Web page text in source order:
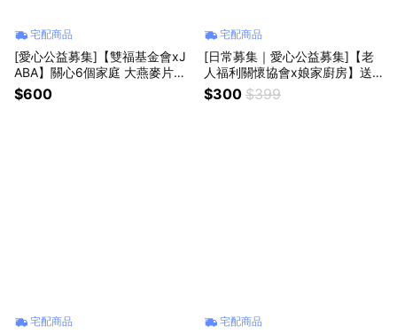
宅配商品
[愛心公益募集]【雙福基金會xJ
ABA】關心6個家庭 大燕麥片愛
心6包組(購買者本人不會收到商
品)
$600
宅配商品
[日常募集｜愛心公益募集]【老
人福利關懷協會x娘家廚房】送
愛募集-公益愛心手路菜募集(購
買者不會收到商品)
$300 $399
宅配商品 宅配商品